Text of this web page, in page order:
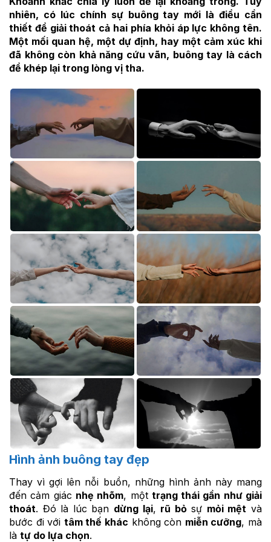
nhiên, có lúc chính sự buông tay mới là điều cần
thiết để giải thoát cả hai phía khỏi áp lực không tên.
Một mối quan hệ, một dự định, hay một cảm xúc khi
đã không còn khả năng cứu vãn, buông tay là cách
để khép lại trong lòng vị tha.
Hình ảnh buông tay đẹp
Thay vì gợi lên nỗi buồn, những hình ảnh này mang
đến cảm giác nhẹ nhõm, một trạng thái gần như giải
thoát. Đó là lúc bạn dừng lại, rũ bỏsự mỏi mệt và
bước đi với tâm thế khác không còn miễn cưỡng, mà
là tự do lựa chọn.